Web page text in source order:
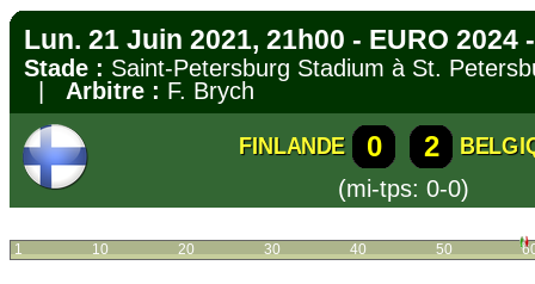
Lun. 21 Juin 2021, 21h00 - EURO 2024
Stade : Saint-Petersburg Stadium à St.
Arbitre : F. Brych
FINLANDE 0 2
(mi-tps: 0-0)
1 10 20 30 40 50